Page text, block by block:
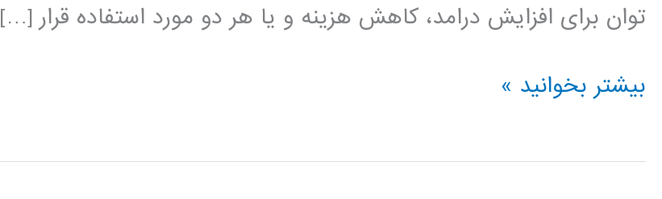
توان برای افزایش درامد، کاهش هزینه و یا هر دو مورد استفاده قرار […]
داده
data
بیشتر بخوانید »